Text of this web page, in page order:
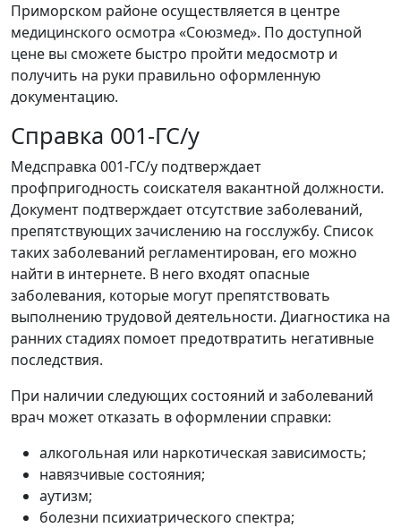
Приморском районе осуществляется в центре
медицинского осмотра «Союзмед». По доступной
цене вы сможете быстро пройти медосмотр и
получить на руки правильно оформленную
документацию.
Справка 001-ГС/у
Медсправка 001-ГС/у подтверждает
профпригодность соискателя вакантной должности.
Документ подтверждает отсутствие заболеваний,
препятствующих зачислению на госслужбу. Список
таких заболеваний регламентирован, его можно
найти в интернете. В него входят опасные
заболевания, которые могут препятствовать
выполнению трудовой деятельности. Диагностика на
ранних стадиях помоет предотвратить негативные
последствия.
При наличии следующих состояний и заболеваний
врач может отказать в оформлении справки:
алкогольная или наркотическая зависимость;
навязчивые состояния;
аутизм;
болезни психиатрического спектра;